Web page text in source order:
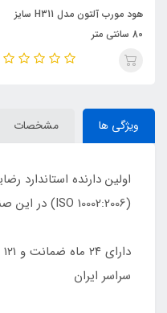
هود مورب آلتون مدل H311 سایز
80 سانتی متر
ویژگی ها مشخصات
(10002:2006 ISO) در این صنعت
سراسر ایران